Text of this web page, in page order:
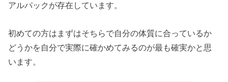
アルパックが存在しています。
初めての方はまずはそちらで自分の体質に合っているか
どうかを自分で実際に確かめてみるのが最も確実かと思
います。